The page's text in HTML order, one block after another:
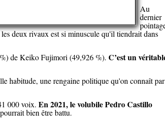
Au
dernier
deux rivaux est si minuscule qu'il tiendrait dans
de Keiko Fujimori (49,926 %). C’est un
habitude, une rengaine politique qu'on connaît par
000 voix. En 2021, le volubile Pedro Castillo
bien être battu.